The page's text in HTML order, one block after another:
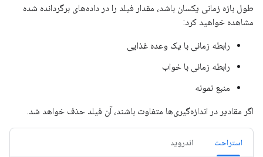
طول بازه زمانی یکسان باشد، مقدار فیلد را در داده‌های برگردانده شده
مشاهده خواهید کرد:
رابطه زمانی با یک وعده غذایی
رابطه زمانی با خواب
منبع نمونه
اگر مقادیر در اندازه‌گیری‌ها متفاوت باشند، آن فیلد حذف خواهد شد.
استراحت اندروید